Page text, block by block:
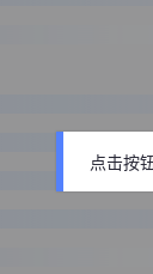
点击按